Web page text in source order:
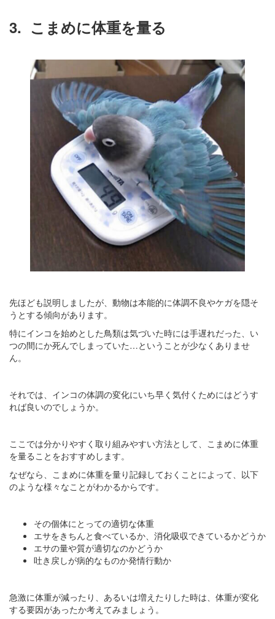
3. こまめに体重を量る
先ほども説明しましたが、動物は本能的に体調不良やケガを隠そ
うとする傾向があります。
特にインコを始めとした鳥類は気づいた時には手遅れだった、い
つの間にか死んでしまっていた…ということが少なくありませ
ん。
それでは、インコの体調の変化にいち早く気付くためにはどうす
れば良いのでしょうか。
ここでは分かりやすく取り組みやすい方法として、こまめに体重
を量ることをおすすめします。
なぜなら、こまめに体重を量り記録しておくことによって、以下
のような様々なことがわかるからです。
その個体にとっての適切な体重
エサをきちんと食べているか、消化吸収できているかどうか
エサの量や質が適切なのかどうか
吐き戻しが病的なものか発情行動か
急激に体重が減ったり、あるいは増えたりした時は、体重が変化
する要因があったか考えてみましょう。